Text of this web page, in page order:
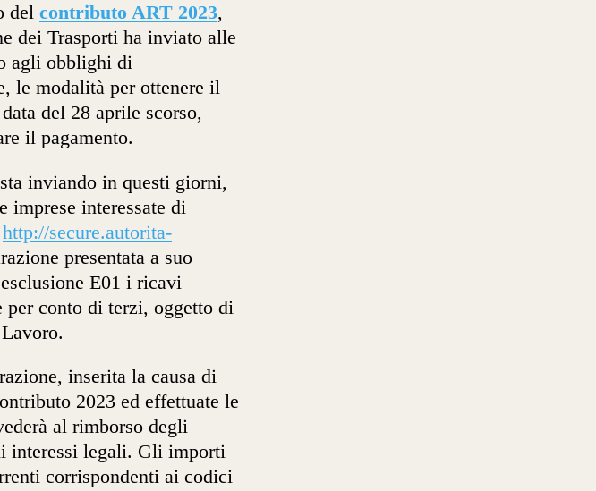
del contributo ART 2023,
dei Trasporti ha inviato alle
agli obblighi di
le modalità per ottenere il
del 28 aprile scorso,
il pagamento.
inviando in questi giorni,
imprese interessate di
http://secure.autorita-
presentata a suo
E01 i ricavi
per conto di terzi, oggetto di
inserita la causa di
2023 ed effettuate le
al rimborso degli
interessi legali. Gli importi
corrispondenti ai codici